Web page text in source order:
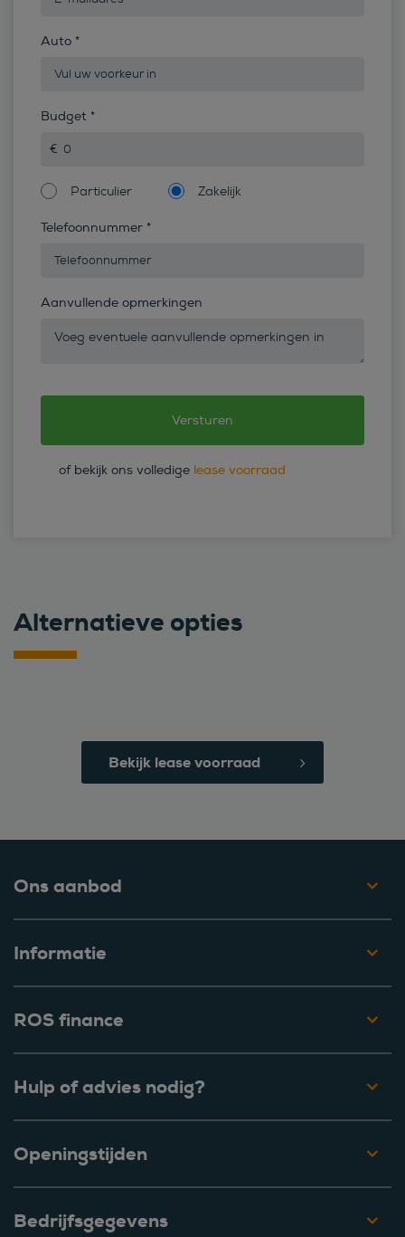
Auto *
Budget *
Particulier Zakelijk
Telefoonnummer *
Aanvullende opmerkingen
of bekijk ons volledige lease voorraad
Alternatieve opties
Bekijk lease voorraad
Ons aanbod
Informatie
ROS finance
Hulp of advies nodig?
Openingstijden
Bedrijfsgegevens